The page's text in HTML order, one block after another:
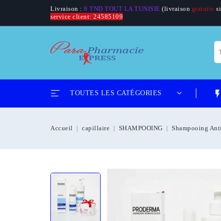
Livraison : 8 TND TOUT LA TUNISIE (livraison gratuite
service client: 24585109
TOUTES LES CATÉGORIES flash_on
Accueil capillaire SHAMPOOING Shampooing